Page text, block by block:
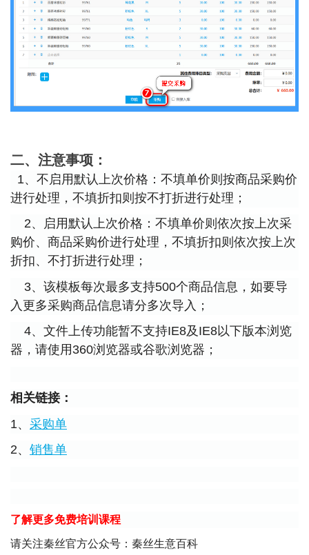
二、注意事项：
1、不启用默认上次价格：不填单价则按商品采购价
进行处理，不填折扣则按不打折进行处理；
2、启用默认上次价格：不填单价则依次按上次采
购价、商品采购价进行处理，不填折扣则依次按上次
折扣、不打折进行处理；
3、该模板每次最多支持500个商品信息，如要导
入更多采购商品信息请分多次导入；
4、文件上传功能暂不支持IE8及IE8以下版本浏览
器，请使用360浏览器或谷歌浏览器；
相关链接：
1、 采购单
2、 销售单
了解更多免费培训课程
请关注秦丝官方公众号：秦丝生意百科